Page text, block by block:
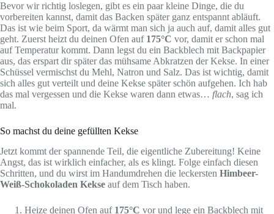
Bevor wir richtig loslegen, gibt es ein paar kleine Dinge, die du
vorbereiten kannst, damit das Backen später ganz entspannt abläuft.
Das ist wie beim Sport, da wärmt man sich ja auch auf, damit alles gut
geht. Zuerst heizt du deinen Ofen auf 175°C vor, damit er schon mal
auf Temperatur kommt. Dann legst du ein Backblech mit Backpapier
aus, das erspart dir später das mühsame Abkratzen der Kekse. In einer
Schüssel vermischst du Mehl, Natron und Salz. Das ist wichtig, damit
sich alles gut verteilt und deine Kekse später schön aufgehen. Ich hab
das mal vergessen und die Kekse waren dann etwas… flach, sag ich
mal.
So machst du deine gefüllten Kekse
Jetzt kommt der spannende Teil, die eigentliche Zubereitung! Keine
Angst, das ist wirklich einfacher, als es klingt. Folge einfach diesen
Schritten, und du wirst im Handumdrehen die leckersten Himbeer-
Weiß-Schokoladen Kekse auf dem Tisch haben.
Heize deinen Ofen auf 175°C vor und lege ein Backblech mit